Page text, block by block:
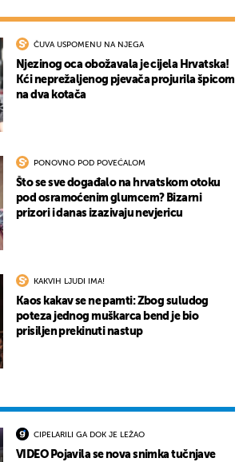
ČUVA USPOMENU NA NJEGA
Njezinog oca obožavala je cijela Hrvatska!
Kći neprežaljenog pjevača projurila špicom
na dva kotača
PONOVNO POD POVEĆALOM
Što se sve događalo na hrvatskom otoku
pod osramoćenim glumcem? Bizarni
prizori i danas izazivaju nevjericu
KAKVIH LJUDI IMA!
Kaos kakav se ne pamti: Zbog suludog
poteza jednog muškarca bend je bio
prisiljen prekinuti nastup
CIPELARILI GA DOK JE LEŽAO
VIDEO Pojavila se nova snimka tučnjave
UKLJUČITE NOTIFIKACIJE